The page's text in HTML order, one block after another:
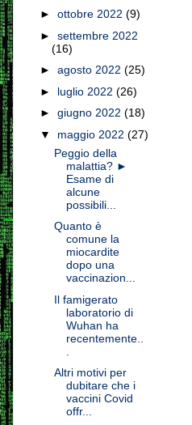
► ottobre 2022 (9)
► settembre 2022
(16)
► agosto 2022 (25)
► luglio 2022 (26)
► giugno 2022 (18)
▼ maggio 2022 (27)
Peggio della
malattia? ►
Esame di
alcune
possibili...
Quanto è
comune la
miocardite
dopo una
vaccinazion...
Il famigerato
laboratorio di
Wuhan ha
recentemente..
Altri motivi per
dubitare che i
vaccini Covid
offr...